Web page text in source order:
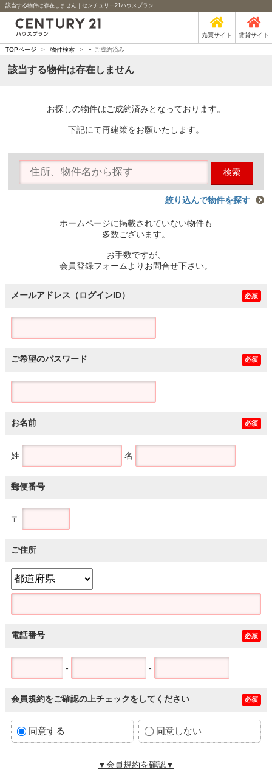
該当する物件は存在しません｜センチュリー21ハウスプラン
売買サイト 賃貸サイト
TOPページ > 物件検索 > - ご成約済み
該当する物件は存在しません
お探しの物件はご成約済みとなっております。
下記にて再建策をお願いたします。
検索
絞り込んで物件を探す
ホームページに掲載されていない物件も
多数ございます。
お手数ですが、
会員登録フォームよりお問合せ下さい。
メールアドレス（ログインID） 必須
ご希望のパスワード 必須
お名前 必須
姓 名
郵便番号
〒
ご住所
電話番号 必須
- -
会員規約をご確認の上チェックをしてください 必須
同意する 同意しない
▼会員規約を確認▼